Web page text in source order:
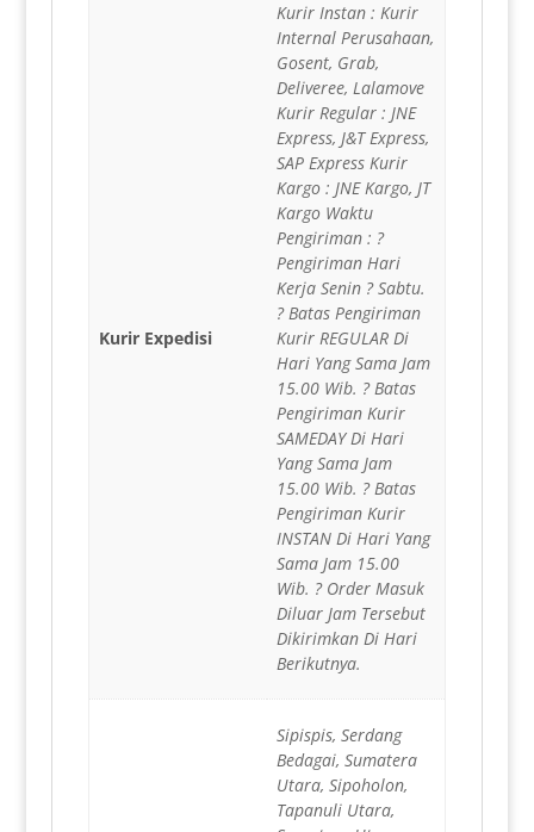
Kurir Expedisi
Kurir Instan : Kurir
Internal Perusahaan,
Gosent, Grab,
Deliveree, Lalamove
Kurir Regular : JNE
Express, J&T Express,
SAP Express Kurir
Kargo : JNE Kargo, JT
Kargo Waktu
Pengiriman : ?
Pengiriman Hari
Kerja Senin ? Sabtu.
? Batas Pengiriman
Kurir REGULAR Di
Hari Yang Sama Jam
15.00 Wib. ? Batas
Pengiriman Kurir
SAMEDAY Di Hari
Yang Sama Jam
15.00 Wib. ? Batas
Pengiriman Kurir
INSTAN Di Hari Yang
Sama Jam 15.00
Wib. ? Order Masuk
Diluar Jam Tersebut
Dikirimkan Di Hari
Berikutnya.
Sipispis, Serdang
Bedagai, Sumatera
Utara, Sipoholon,
Tapanuli Utara,